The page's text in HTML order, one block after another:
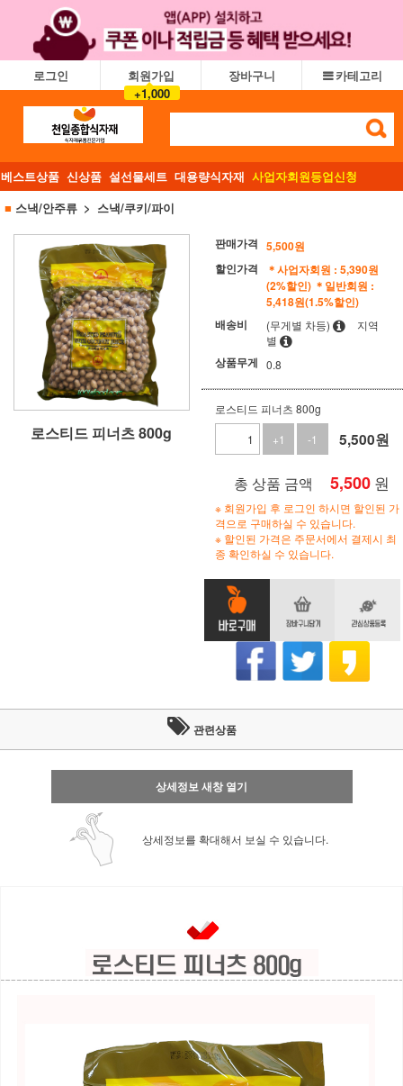
로그인
회원가입
+1,000
장바구니 카테고리
베스트상품 신상품 설선물세트 대용량식자재 사업자회원등업신청
■ 스낵/안주류 스낵/쿠키/파이
로스티드 피너츠 800g
판매가격 5,500원
할인가격
＊사업자회원 : 5,390원
(2%할인) ＊일반회원 :
5,418원(1.5%할인)
배송비
(무게별 차등)
지역
별
상품무게 0.8
로스티드 피너츠 800g
+1
-1 5,500원
총 상품 금액 5,500 원
※ 회원가입 후 로그인 하시면 할인된 가
격으로 구매하실 수 있습니다.
※ 할인된 가격은 주문서에서 결제시 최
종 확인하실 수 있습니다.
관련상품
상세정보 새창 열기
상세정보를 확대해서 보실 수 있습니다.